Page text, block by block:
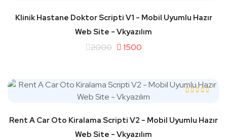
Klinik Hastane Doktor Scripti V1 - Mobil Uyumlu Hazır
Web Site - Vkyazılım
2000 1500
Rent A Car Oto Kiralama Scripti V2 - Mobil Uyumlu Hazır
Web Site - Vkyazılım